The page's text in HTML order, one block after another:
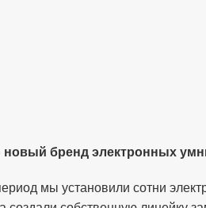
бренд электронных
мы установили сотни